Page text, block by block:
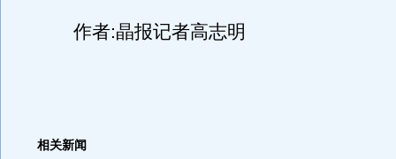
作者:晶报记者高志明
相关新闻